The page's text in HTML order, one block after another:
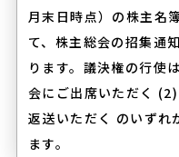
月末日時点）の株主名
て、株主総会の招集通
ります。議決権の行使
会にご出席いただく
返送いただく のいずれ
ます。